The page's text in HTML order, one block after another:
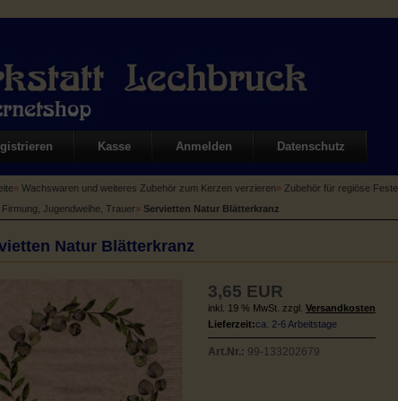
Kasse Anmelden Datenschutz
» Wachswaren und weiteres Zubehör zum Kerzen verzieren» Zubehör für regiöse Feste
Firmung, Jugendweihe, Trauer» Servietten Natur Blätterkranz
Natur Blätterkranz
3,65 EUR
inkl. 19 % MwSt. zzgl. Versandkosten
Lieferzeit:ca. 2-6 Arbeitstage
Art.Nr.: 99-133202679